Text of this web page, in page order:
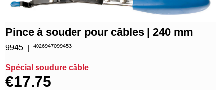
Pince à souder pour câbles | 240 mm
9945 4026947099453
Spécial soudure câble
€17.75